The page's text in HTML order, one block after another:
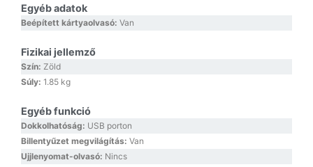
Egyéb adatok
Beépített kártyaolvasó: Van
Fizikai jellemző
Szín: Zöld
Súly: 1.85 kg
Egyéb funkció
Dokkolhatóság: USB porton
Billentyűzet megvilágítás: Van
Ujjlenyomat-olvasó: Nincs